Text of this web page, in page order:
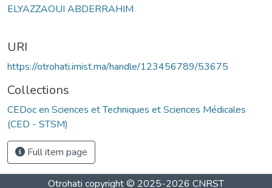
ELYAZZAOUI ABDERRAHIM
URI
https://otrohati.imist.ma/handle/123456789/53675
Collections
CEDoc en Sciences et Techniques et Sciences Médicales
(CED - STSM)
Full item page
Otrohati copyright © 2025-2026 CNRST